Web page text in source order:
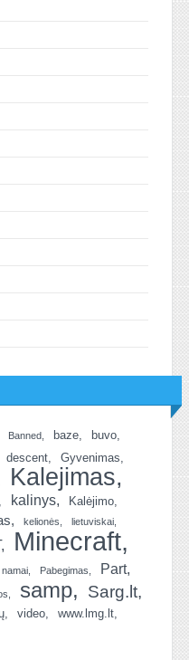
Banned baze buvo
descent Gyvenimas
Kalejimas
kalinys Kalėjimo
kelionės lietuviskai
Minecraft
namai Pabegimas Part
samp Sarg.lt
video
www.lmg.lt